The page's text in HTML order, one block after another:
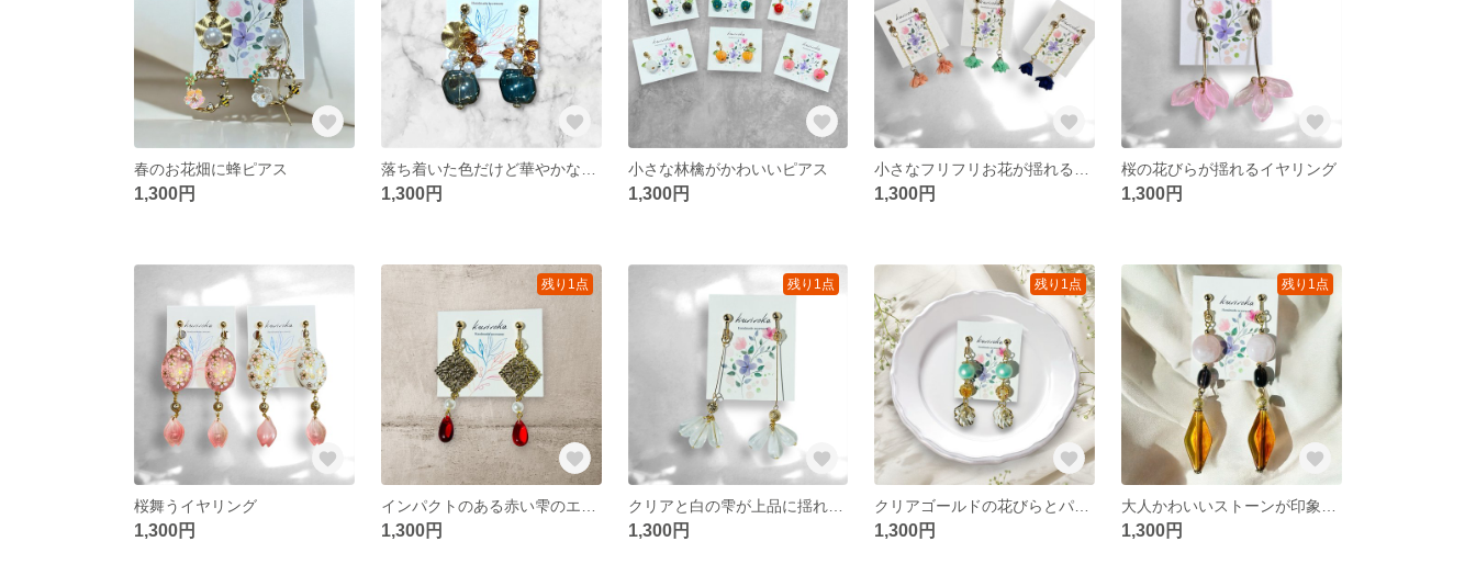
春のお花畑に蜂ピアス
1,300円 1,300円
小さな林檎がかわいいピアス
1,300円 1,300円
桜の花びらが揺れるイヤリング
1,300円
桜舞うイヤリング
1,300円
残り1点
1,300円
残り1点
クリアと白の雫が上品に揺れるイヤリング
1,300円
残り1点
1,300円
残り1点
1,300円